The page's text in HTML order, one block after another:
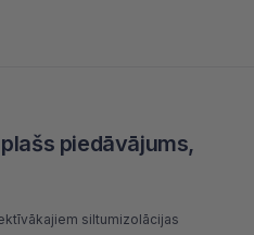
piedāvājums,
siltumizolācijas